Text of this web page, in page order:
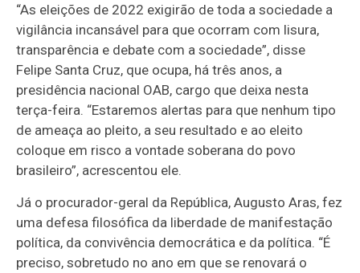
“As eleições de 2022 exigirão de toda a sociedade a
vigilância incansável para que ocorram com lisura,
transparência e debate com a sociedade”, disse
Felipe Santa Cruz, que ocupa, há três anos, a
presidência nacional OAB, cargo que deixa nesta
terça-feira. “Estaremos alertas para que nenhum tipo
de ameaça ao pleito, a seu resultado e ao eleito
coloque em risco a vontade soberana do povo
brasileiro”, acrescentou ele.
Já o procurador-geral da República, Augusto Aras, fez
uma defesa filosófica da liberdade de manifestação
política, da convivência democrática e da política. “É
preciso, sobretudo no ano em que se renovará o